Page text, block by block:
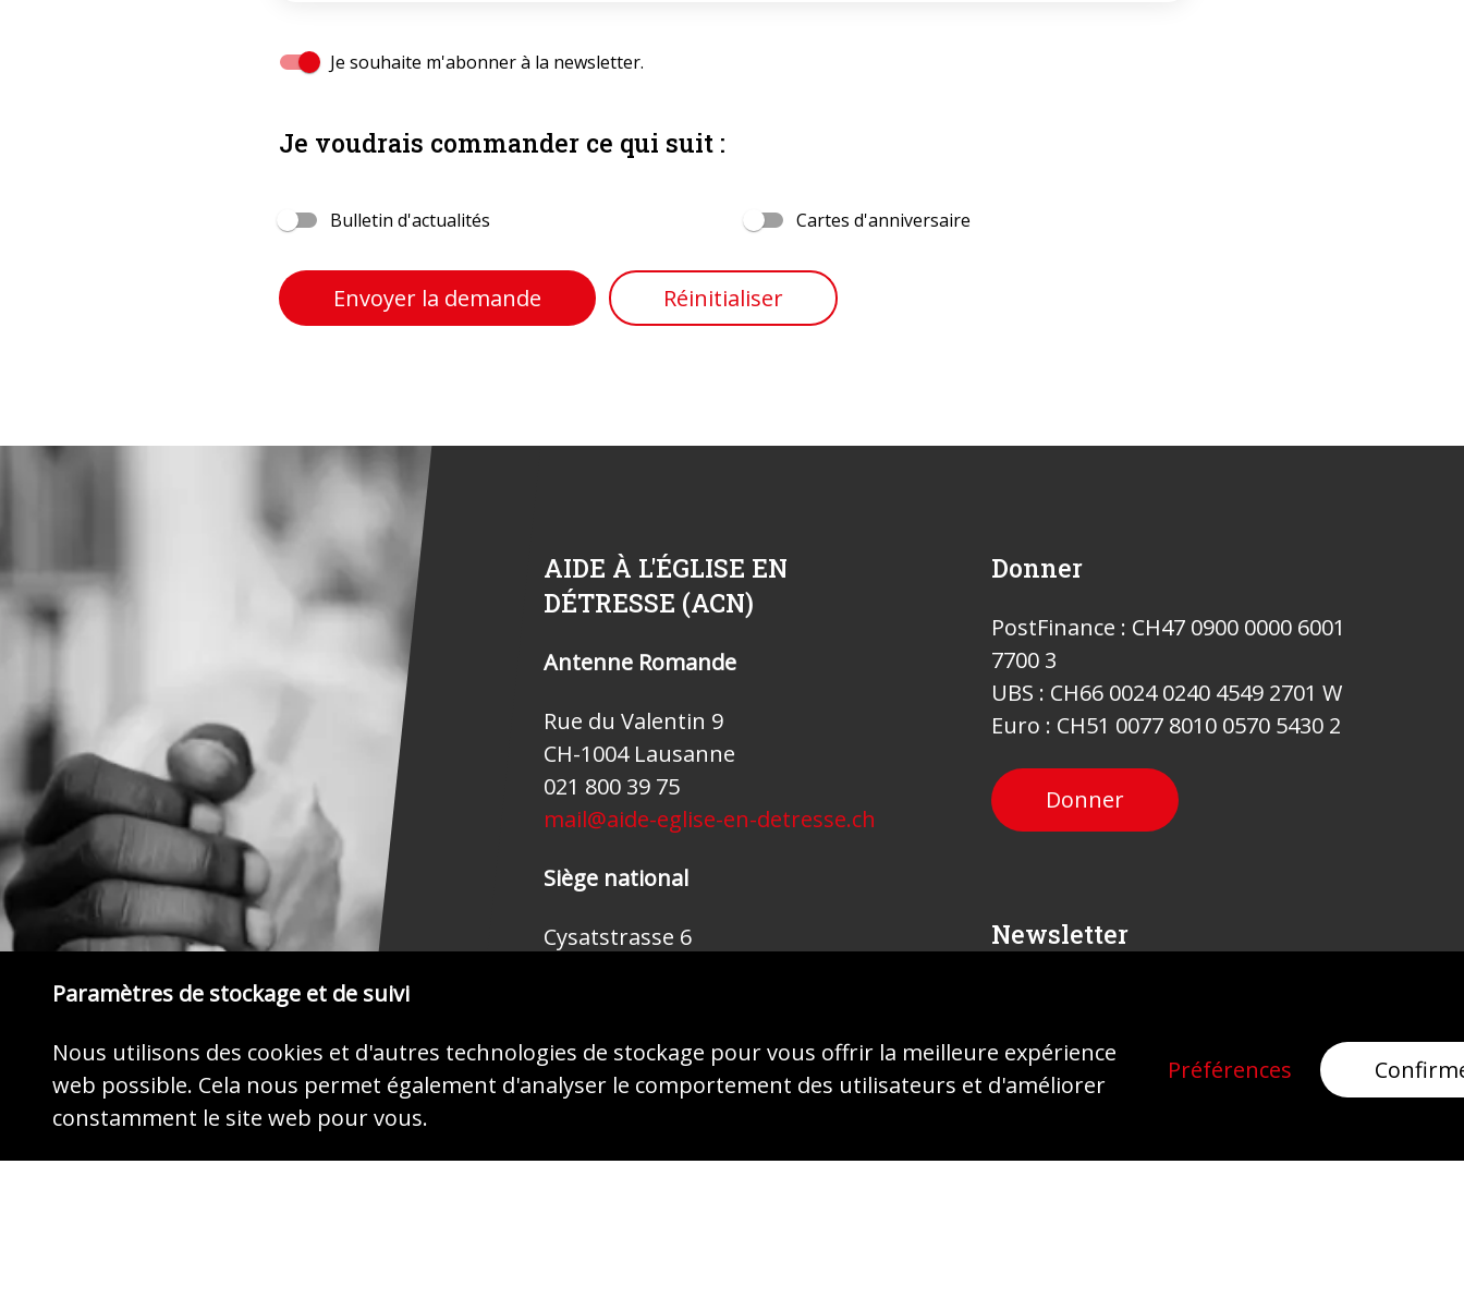
Je souhaite m'abonner à la newsletter.
Je voudrais commander ce qui suit :
Bulletin d'actualités Cartes d'anniversaire
Envoyer la demande Réinitialiser
MONTREZ DU CŒUR
Agissez maintenant par votre don
AIDE À L'ÉGLISE EN
DÉTRESSE (ACN)
Antenne Romande
Rue du Valentin 9
CH-1004 Lausanne
021 800 39 75
mail@aide-eglise-en-detresse.ch
Siège national
Cysatstrasse 6
Donner
PostFinance : CH47 0900 0000 6001
7700 3
UBS : CH66 0024 0240 4549 2701 W
Euro : CH51 0077 8010 0570 5430 2
Donner
Newsletter
Paramètres de stockage et de suivi
Nous utilisons des cookies et d'autres technologies de stockage pour vous offrir la meilleure expérience
web possible. Cela nous permet également d'analyser le comportement des utilisateurs et d'améliorer
constamment le site web pour vous.
Préférences